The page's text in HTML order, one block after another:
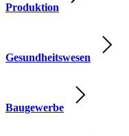
Produktion
Gesundheitswesen
Baugewerbe